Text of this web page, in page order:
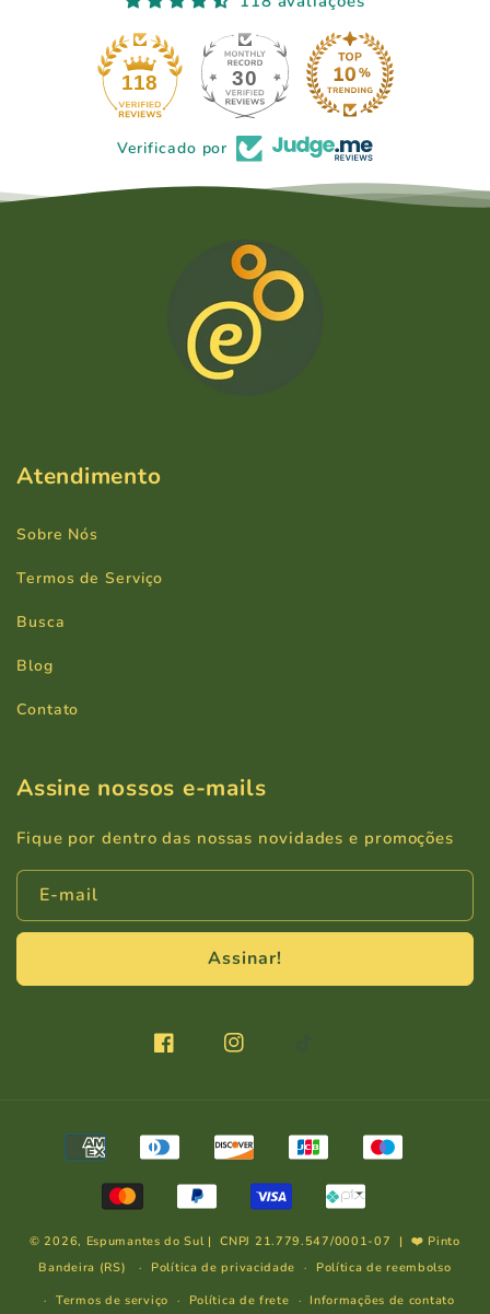
118 30
Verificado por
Atendimento
Sobre Nós
Termos de Serviço
Busca
Blog
Contato
Assine nossos e-mails
Fique por dentro das nossas novidades e promoções
E-mail
Assinar!
FacebookInstagram
Formas
pagamento
© 2026, Espumantes do Sul | CNPJ 21.779.547/0001-07 | ❤️ Pinto
Bandeira (RS)
Política de privacidade
Política de reembolso
Termos de serviço
Política de frete Informações de contato